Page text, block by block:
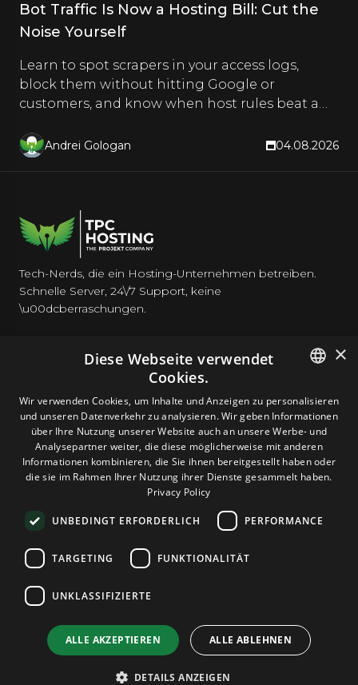
Bot Traffic Is Now a Hosting Bill: Cut the
Noise Yourself
Learn to spot scrapers in your access logs,
block them without hitting Google or
customers, and know when host rules beat a
Andrei Gologan 04.08.2026
Tech-Nerds, die ein Hosting-Unternehmen betreiben.
Schnelle Server, 24\/7 Support, keine
\u00dcberraschungen.
HOSTING
DOMAINS & E-MAIL
TOOLS & SICHERHEIT
UNTERNEHMEN
Terms and Conditions
ENGLISH
ROMANIAN
×
Diese Webseite verwendet
Cookies.
Wir verwenden Cookies, um Inhalte und Anzeigen zu personalisieren
und unseren Datenverkehr zu analysieren. Wir geben Informationen
über Ihre Nutzung unserer Website auch an unsere Werbe- und
Analysepartner weiter, die diese möglicherweise mit anderen
Informationen kombinieren, die Sie ihnen bereitgestellt haben oder
die sie im Rahmen Ihrer Nutzung ihrer Dienste gesammelt haben.
Privacy Policy
UNBEDINGT ERFORDERLICH PERFORMANCE
TARGETING FUNKTIONALITÄT
UNKLASSIFIZIERTE
ALLE AKZEPTIEREN ALLE ABLEHNEN
DETAILS ANZEIGEN